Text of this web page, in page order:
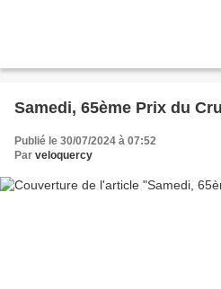
Samedi, 65ème Prix du
Publié le 30/07/2024 à 07:52
Par veloquercy